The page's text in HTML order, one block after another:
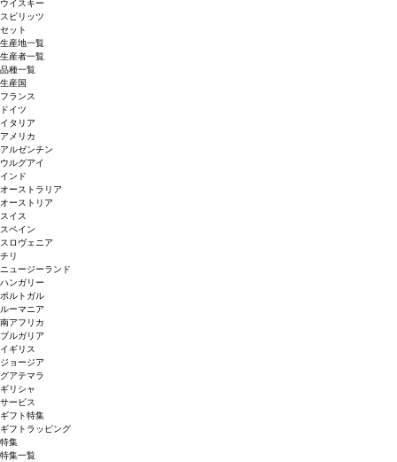
ウイスキー
スピリッツ
セット
生産地一覧
生産者一覧
品種一覧
生産国
フランス
ドイツ
イタリア
アメリカ
アルゼンチン
ウルグアイ
インド
オーストラリア
オーストリア
スイス
スペイン
スロヴェニア
チリ
ニュージーランド
ハンガリー
ポルトガル
ルーマニア
南アフリカ
ブルガリア
イギリス
ジョージア
グアテマラ
ギリシャ
サービス
ギフト特集
ギフトラッピング
特集
特集一覧